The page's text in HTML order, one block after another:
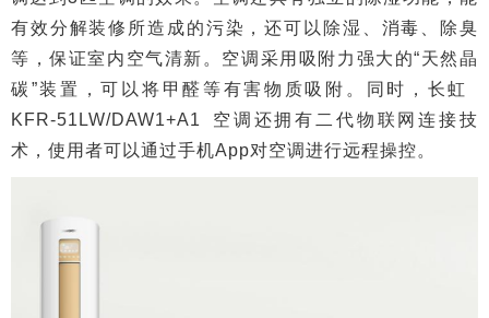
有效分解装修所造成的污染，还可以除湿、消毒、除臭
等，保证室内空气清新。空调采用吸附力强大的“天然晶
碳”装置，可以将甲醛等有害物质吸附。同时，长虹
KFR-51LW/DAW1+A1 空调还拥有二代物联网连接技
术，使用者可以通过手机App对空调进行远程操控。